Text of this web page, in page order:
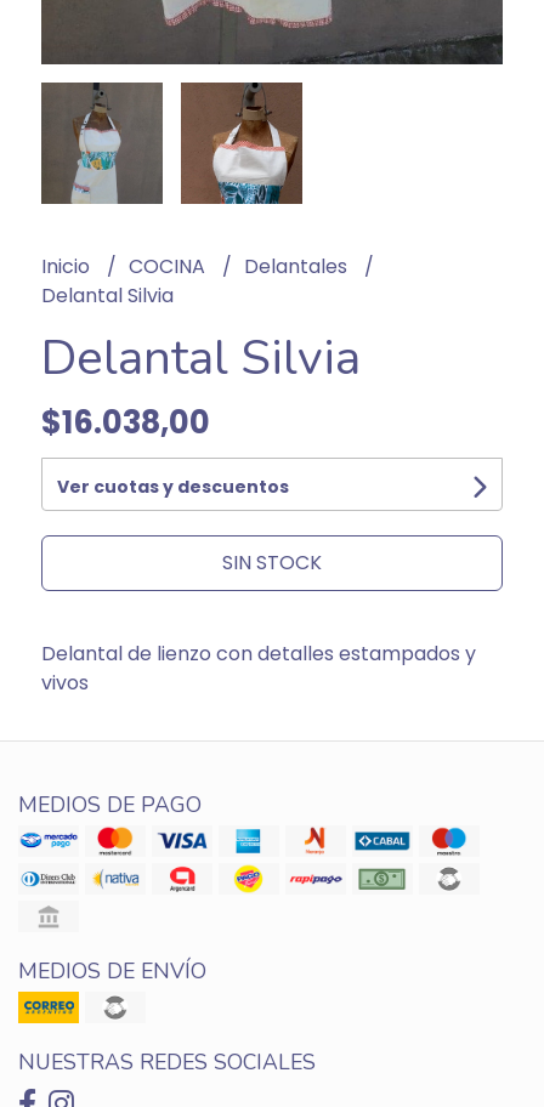
Inicio COCINA
Delantales
Delantal Silvia
Delantal Silvia
$16.038,00
Ver cuotas y descuentos
SIN STOCK
Delantal de lienzo con detalles estampados y
vivos
MEDIOS DE PAGO
MEDIOS DE ENVÍO
NUESTRAS REDES SOCIALES